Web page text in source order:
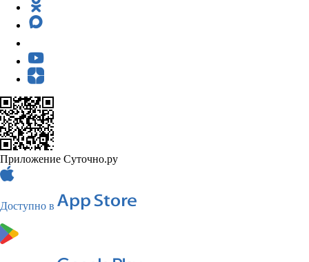
Приложение Суточно.ру
Доступно в